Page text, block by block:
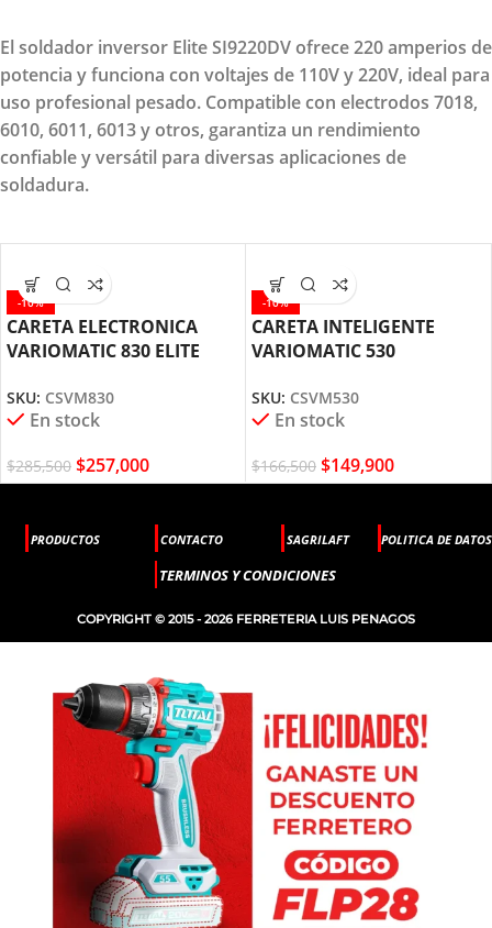
El soldador inversor Elite SI9220DV ofrece 220 amperios de
potencia y funciona con voltajes de 110V y 220V, ideal para
uso profesional pesado. Compatible con electrodos 7018,
6010, 6011, 6013 y otros, garantiza un rendimiento
confiable y versátil para diversas aplicaciones de
soldadura.
-10%
CARETA ELECTRONICA
VARIOMATIC 830 ELITE
SKU: CSVM830
En stock
$285,500 $257,000
-10%
CARETA INTELIGENTE
VARIOMATIC 530
ELITE
SKU: CSVM530
En stock
$166,500 $149,900
PRODUCTOS CONTACTO SAGRILAFT POLITICA DE DATOS
TERMINOS Y CONDICIONES
COPYRIGHT © 2015 - 2026 FERRETERIA LUIS PENAGOS